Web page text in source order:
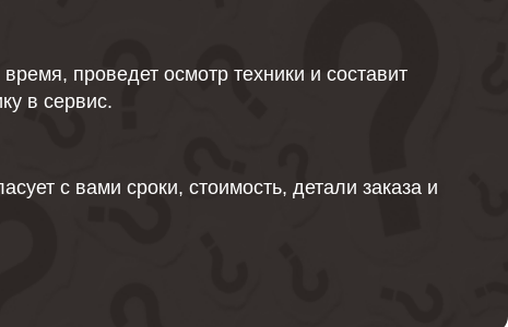
проведет осмотр техники и составит
в сервис.
с вами сроки, стоимость, детали заказа и